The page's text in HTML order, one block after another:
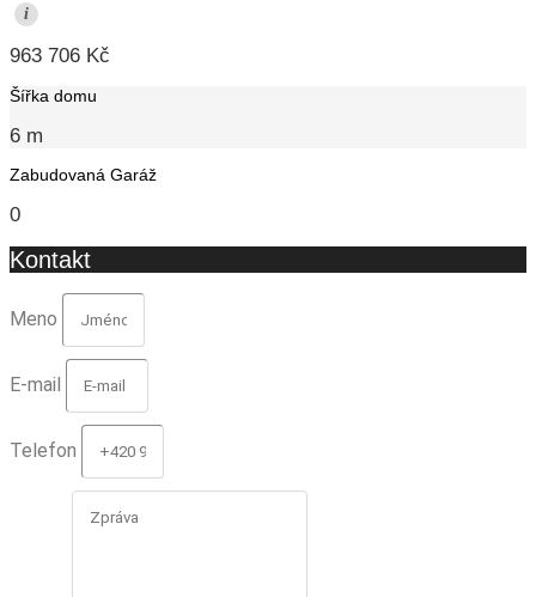
i
963 706 Kč
Šířka domu
6 m
Zabudovaná Garáž
0
Kontakt
Meno
E-mail
Telefon